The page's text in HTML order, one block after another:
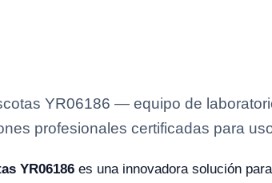
YR06186 — equipo de
profesionales certificadas para
YR06186 es una innovadora solución